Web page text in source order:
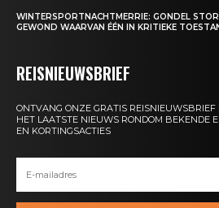
WINTERSPORTNACHTMERRIE: GONDEL
GEWOND WAARVAN ÉÉN IN KRITIEKE
REISNIEUWSBRIEF
ONTVANG ONZE GRATIS REISNIEUWSBRIEF
HET LAATSTE NIEUWS RONDOM BEKENDE
EN KORTINGSACTIES